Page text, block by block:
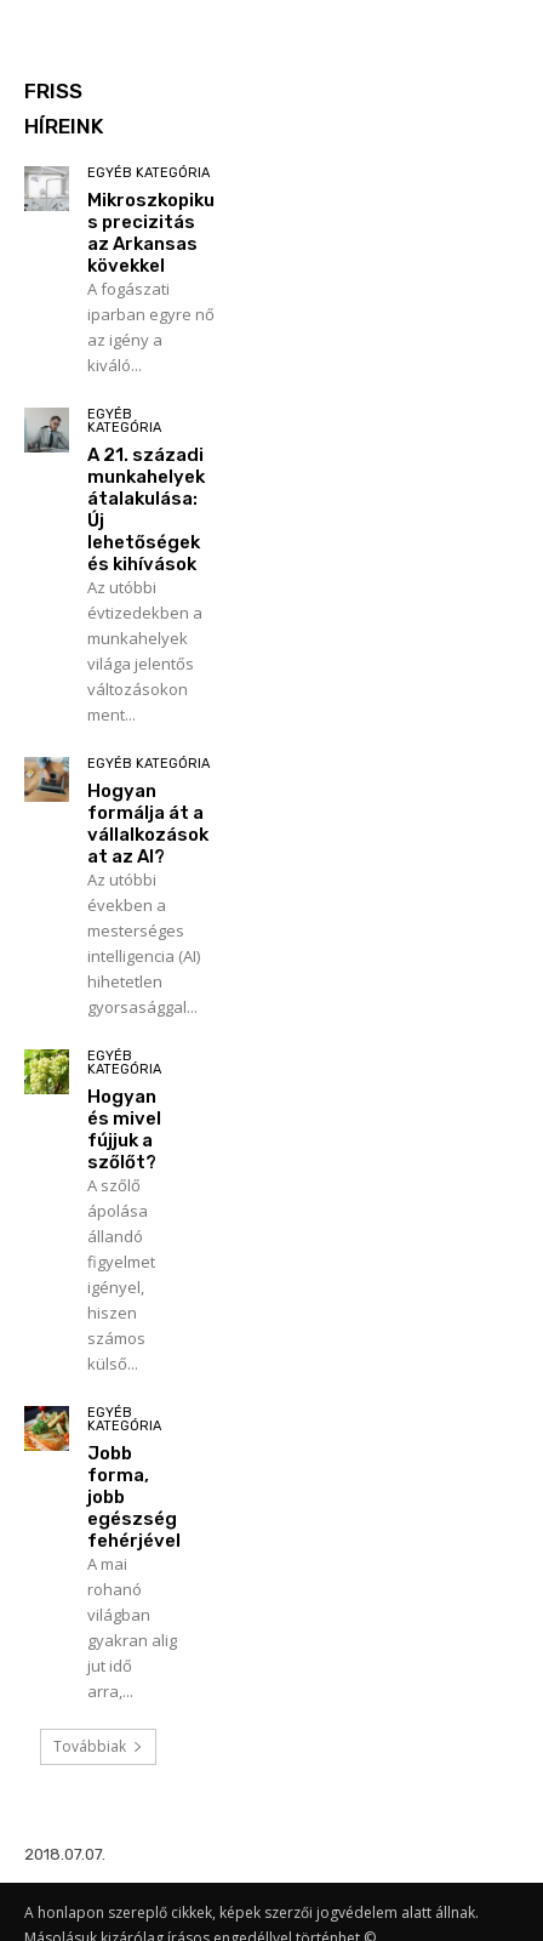
FRISS
HÍREINK
EGYÉB KATEGÓRIA
Mikroszkopiku
s precizitás
az Arkansas
kövekkel
A fogászati
iparban egyre nő
az igény a
kiváló...
EGYÉB
KATEGÓRIA
A 21. századi
munkahelyek
átalakulása:
Új
lehetőségek
és kihívások
Az utóbbi
évtizedekben a
munkahelyek
világa jelentős
változásokon
ment...
EGYÉB KATEGÓRIA
Hogyan
formálja át a
vállalkozások
at az AI?
Az utóbbi
években a
mesterséges
intelligencia (AI)
hihetetlen
gyorsasággal...
EGYÉB
KATEGÓRIA
Hogyan
és mivel
fújjuk a
szőlőt?
A szőlő
ápolása
állandó
figyelmet
igényel,
hiszen
számos
külső...
EGYÉB
KATEGÓRIA
Jobb
forma,
jobb
egészség
fehérjével
A mai
rohanó
világban
gyakran alig
jut idő
arra,...
Továbbiak
2018.07.07.
A honlapon szereplő cikkek, képek szerzői jogvédelem alatt állnak.